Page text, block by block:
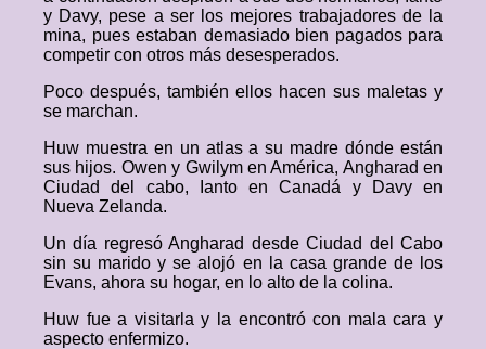
y Davy, pese a ser los mejores trabajadores de la
mina, pues estaban demasiado bien pagados para
competir con otros más desesperados.
Poco después, también ellos hacen sus maletas y
se marchan.
Huw muestra en un atlas a su madre dónde están
sus hijos. Owen y Gwilym en América, Angharad en
Ciudad del cabo, Ianto en Canadá y Davy en
Nueva Zelanda.
Un día regresó Angharad desde Ciudad del Cabo
sin su marido y se alojó en la casa grande de los
Evans, ahora su hogar, en lo alto de la colina.
Huw fue a visitarla y la encontró con mala cara y
aspecto enfermizo.